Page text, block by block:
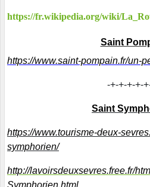
https://fr.wikipedia.org/wiki/
Saint
https://www.saint-pompain.fr/un-
-+-+-+-+-
Saint
https://www.tourisme-deux-
symphorien/
http://lavoirsdeuxsevres.free.fr/